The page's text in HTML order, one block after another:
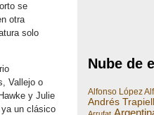
se
otra
solo
Vallejo o
y Julie
un clásico
Nube de
Alfonso López
Andrés